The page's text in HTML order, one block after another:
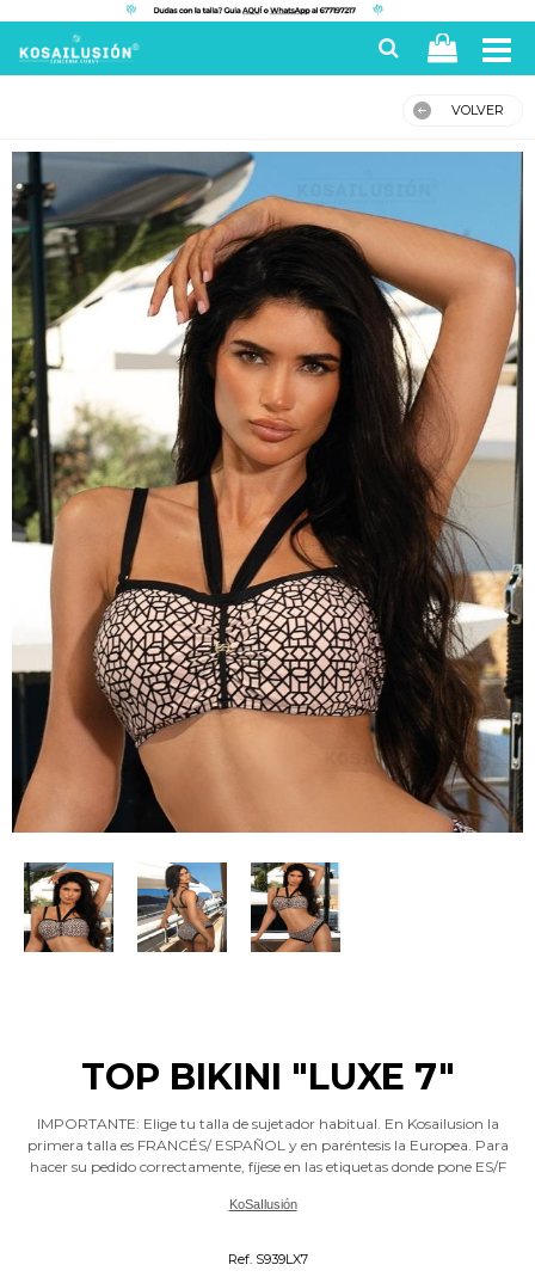
VOLVER
TOP BIKINI "LUXE 7"
IMPORTANTE: Elige tu talla de sujetador habitual. En Kosailusion la
primera talla es FRANCÉS/ ESPAÑOL y en paréntesis la Europea. Para
hacer su pedido correctamente, fíjese en las etiquetas donde pone ES/F
KoSaIlusión
Ref. S939LX7